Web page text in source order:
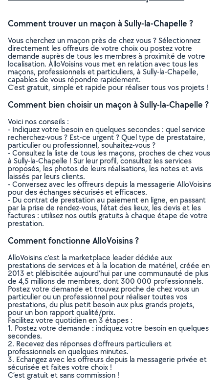
Comment trouver un maçon à Sully-la-Chapelle ?
Vous cherchez un maçon près de chez vous ? Sélectionnez
directement les offreurs de votre choix ou postez votre
demande auprès de tous les membres à proximité de votre
localisation. AlloVoisins vous met en relation avec tous les
maçons, professionnels et particuliers, à Sully-la-Chapelle,
capables de vous répondre rapidement.
C’est gratuit, simple et rapide pour réaliser tous vos projets !
Comment bien choisir un maçon à Sully-la-Chapelle ?
Voici nos conseils :
- Indiquez votre besoin en quelques secondes : quel service
recherchez-vous ? Est-ce urgent ? Quel type de prestataire,
particulier ou professionnel, souhaitez-vous ?
- Consultez la liste de tous les maçons, proches de chez vous
à Sully-la-Chapelle ! Sur leur profil, consultez les services
proposés, les photos de leurs réalisations, les notes et avis
laissés par leurs clients.
- Conversez avec les offreurs depuis la messagerie AlloVoisins
pour des échanges sécurisés et efficaces.
- Du contrat de prestation au paiement en ligne, en passant
par la prise de rendez-vous, l’état des lieux, les devis et les
factures : utilisez nos outils gratuits à chaque étape de votre
prestation.
Comment fonctionne AlloVoisins ?
AlloVoisins c’est la marketplace leader dédiée aux
prestations de services et à la location de matériel, créée en
2013 et plébiscitée aujourd’hui par une communauté de plus
de 4,5 millions de membres, dont 300 000 professionnels.
Postez votre demande et trouvez proche de chez vous un
particulier ou un professionnel pour réaliser toutes vos
prestations, du plus petit besoin aux plus grands projets,
pour un bon rapport qualité/prix.
Facilitez votre quotidien en 3 étapes :
1. Postez votre demande : indiquez votre besoin en quelques
secondes.
2. Recevez des réponses d’offreurs particuliers et
professionnels en quelques minutes.
3. Echangez avec les offreurs depuis la messagerie privée et
sécurisée et faites votre choix !
C’est gratuit et sans commission !